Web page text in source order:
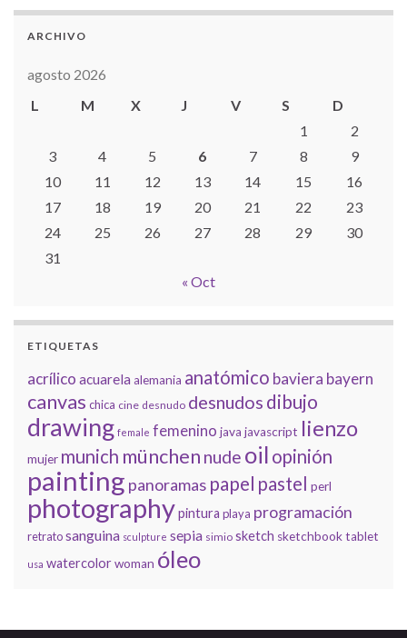
ARCHIVO
agosto 2026
L
M X J V S
D
1
2
3
4 5 6 7 8
9
10
11 12 13 14 15
16
17
18 19 20 21 22
23
24
25 26 27 28 29
30
31
« Oct
ETIQUETAS
acrílico acuarela alemania anatómico baviera bayern
canvas chica cine desnudo desnudos dibujo
drawing female femenino java javascript lienzo
mujer munich münchen nude oil opinión
painting panoramas papel pastel perl
photographypintura playa programación
retratosanguina sculpture sepia simio sketch sketchbooktablet
usa watercolorwoman óleo